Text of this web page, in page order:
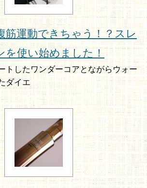
筋運動できちゃう！？スレ
を使い始めました！
トしたワンダーコアとながらウォー
ダイエ